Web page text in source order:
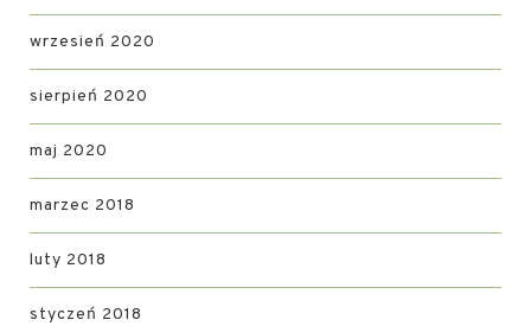
wrzesień 2020
sierpień 2020
maj 2020
marzec 2018
luty 2018
styczeń 2018